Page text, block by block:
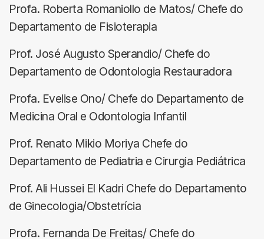
Profa. Roberta Romaniollo de Matos/ Chefe do
Departamento de Fisioterapia
Prof. José Augusto Sperandio/ Chefe do
Departamento de Odontologia Restauradora
Profa. Evelise Ono/ Chefe do Departamento de
Medicina Oral e Odontologia Infantil
Prof. Renato Mikio Moriya Chefe do
Departamento de Pediatria e Cirurgia Pediátrica
Prof. Ali Hussei El Kadri Chefe do Departamento
de Ginecologia/Obstetrícia
Profa. Fernanda De Freitas/ Chefe do